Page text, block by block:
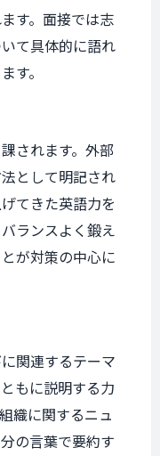
す。面接では志
て具体的に語れ
す。
されます。外部
として明記され
てきた英語力を
ランスよく鍛え
が対策の中心に
関連するテーマ
もに説明する力
織に関するニュ
の言葉で要約す